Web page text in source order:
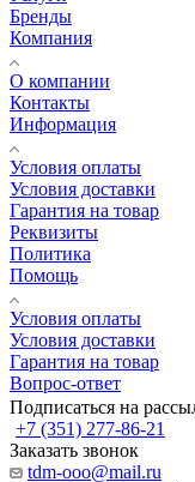
Бренды
Компания
О компании
Контакты
Информация
Условия оплаты
Условия доставки
Гарантия на товар
Реквизиты
Политика
Помощь
Условия оплаты
Условия доставки
Гарантия на товар
Вопрос-ответ
Подписаться на
+7 (351) 277-86-21
Заказать звонок
tdm-ooo@mail.ru